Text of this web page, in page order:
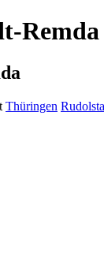
Thüringen